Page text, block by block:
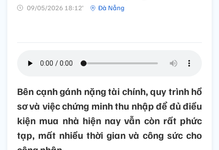
09/05/2026 18:12’ Đà Nẵng
Bên cạnh gánh nặng tài chính, quy trình hồ
sơ và việc chứng minh thu nhập để đủ điều
kiện mua nhà hiện nay vẫn còn rất phức
tạp, mất nhiều thời gian và công sức cho